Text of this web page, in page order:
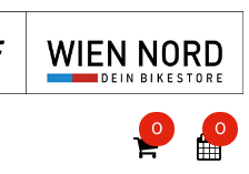
0 0